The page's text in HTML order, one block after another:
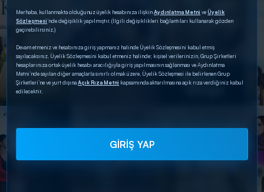
DİĞER SONUÇLAR
Merhaba, kullanmakta olduğunuz üyelik hesabınıza ilişkinAydınlatma Metni veÜyelik
Sözleşmesi’nde değişiklik yapılmıştır. (İlgili değişiklikleri bağlantıları kullanarak gözden
geçirebilirsiniz.)
Devam etmeniz ve hesabınıza giriş yapmanız halinde Üyelik Sözleşmesini kabul etmiş
sayılacaksınız. Üyelik Sözleşmesini kabul etmeniz halinde; kişisel verilerinizin, Grup Şirketleri
hesaplarınıza ortak üyelik hesabı aracılığıyla giriş yapılmasının sağlanması ve Aydınlatma
Metni’nde sayılan diğer amaçlarla sınırlı olmak üzere, Üyelik Sözleşmesi ile belirlenen Grup
Şirketleri’ne ve yurt dışınaAçık Rıza Metni kapsamında aktarılmasına açık rıza verdiğiniz kabul
edilecektir.
GİRİŞ YAP